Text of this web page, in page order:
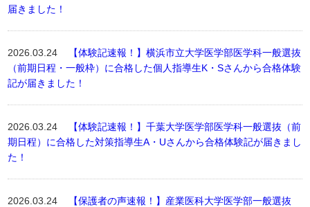
届きました！
2026.03.24
【体験記速報！】横浜市立大学医学部医学科一般選抜
（前期日程・一般枠）に合格した個人指導生K・Sさんから合格体験
記が届きました！
2026.03.24
【体験記速報！】千葉大学医学部医学科一般選抜（前
期日程）に合格した対策指導生A・Uさんから合格体験記が届きまし
た！
2026.03.24
【保護者の声速報！】産業医科大学医学部一般選抜